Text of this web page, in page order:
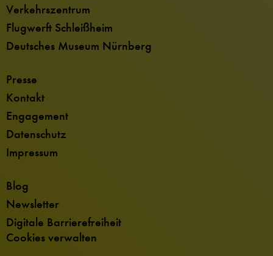
Verkehrszentrum
Flugwerft Schleißheim
Deutsches Museum Nürnberg
Presse
Kontakt
Engagement
Datenschutz
Impressum
Blog
Newsletter
Digitale Barrierefreiheit
Cookies verwalten